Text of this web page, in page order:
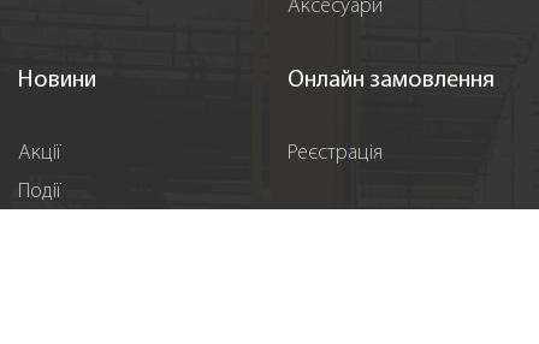
Аксесуари
Новини
Акції
Події
Онлайн замовлення
Реєстрація